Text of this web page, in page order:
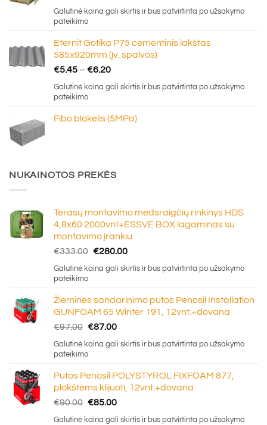
range:
€16.50
Galutinė kaina gali skirtis ir bus patvirtinta po užsakymo
pateikimo
Eternit Gotika P75 cementinis lakštas
585x920mm (įv. spalvos)
€5.45 – €6.20Price
range:
€6.20
Galutinė kaina gali skirtis ir bus patvirtinta po užsakymo
pateikimo
Fibo blokelis (5MPa)
NUKAINOTOS PREKĖS
Terasų montavimo medsraigčių rinkinys HDS
4,8x60 2000vnt+ESSVE BOX lagaminas su
montavimo įrankiu
€333.00 Original
price
was:
€280.00Current
price
Galutinė kaina gali skirtis ir bus patvirtinta po užsakymo
pateikimo
Žieminės sandarinimo putos Penosil Installation
GUNFOAM 65 Winter 191, 12vnt.+dovana
€97.00 Original
price
was:
€87.00Current
price
Galutinė kaina gali skirtis ir bus patvirtinta po užsakymo
pateikimo
Putos Penosil POLYSTYROL FIXFOAM 877,
plokštėms klijuoti, 12vnt.+dovana
€90.00 Original
price
€85.00Current
price
Galutinė kaina gali skirtis ir bus patvirtinta po užsakymo